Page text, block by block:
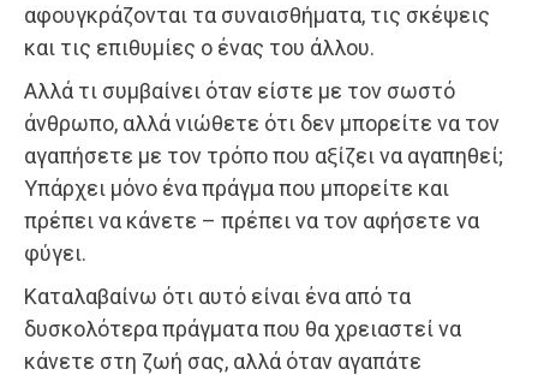
αφουγκράζονται τα συναισθήματα, τις σκέψεις
και τις επιθυμίες ο ένας του άλλου.
Αλλά τι συμβαίνει όταν είστε με τον σωστό
άνθρωπο, αλλά νιώθετε ότι δεν μπορείτε να τον
αγαπήσετε με τον τρόπο που αξίζει να αγαπηθεί;
Υπάρχει μόνο ένα πράγμα που μπορείτε και
πρέπει να κάνετε – πρέπει να τον αφήσετε να
φύγει.
Καταλαβαίνω ότι αυτό είναι ένα από τα
δυσκολότερα πράγματα που θα χρειαστεί να
κάνετε στη ζωή σας, αλλά όταν αγαπάτε